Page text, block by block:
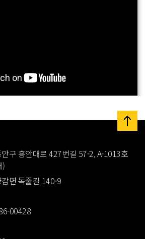
구 흥안대로 427번길 57-2, A-1013호
)
면 독줄길 140-9
00428